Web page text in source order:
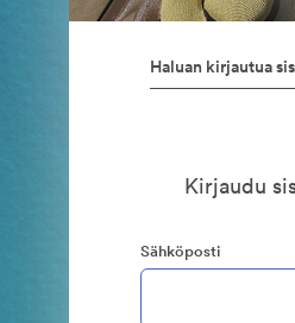
Haluan kirjautua
Kirjaudu
Sähköposti